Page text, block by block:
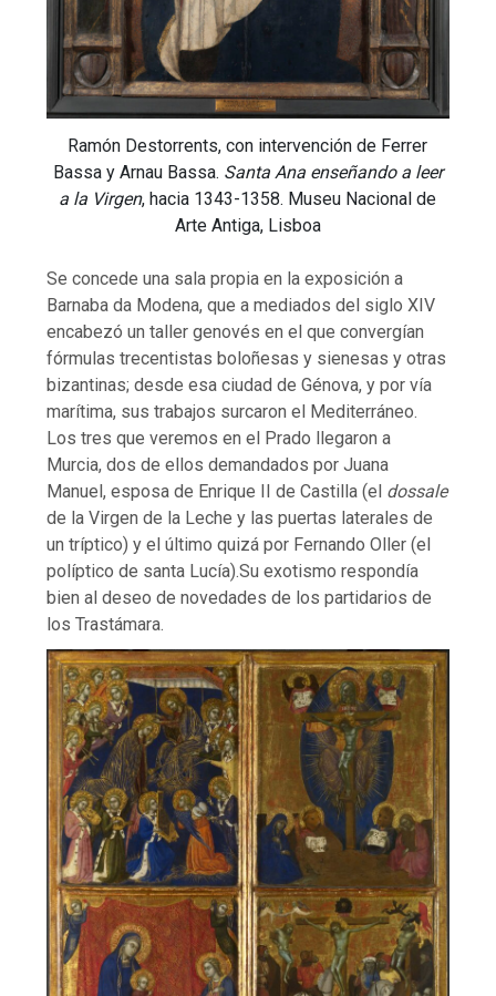
Ramón Destorrents, con intervención de Ferrer
Bassa y Arnau Bassa. Santa Ana enseñando a leer
a la Virgen, hacia 1343-1358. Museu Nacional de
Arte Antiga, Lisboa
Se concede una sala propia en la exposición a
Barnaba da Modena, que a mediados del siglo XIV
encabezó un taller genovés en el que convergían
fórmulas trecentistas boloñesas y sienesas y otras
bizantinas; desde esa ciudad de Génova, y por vía
marítima, sus trabajos surcaron el Mediterráneo.
Los tres que veremos en el Prado llegaron a
Murcia, dos de ellos demandados por Juana
Manuel, esposa de Enrique II de Castilla (el dossale
de la Virgen de la Leche y las puertas laterales de
un tríptico) y el último quizá por Fernando Oller (el
políptico de santa Lucía).Su exotismo respondía
bien al deseo de novedades de los partidarios de
los Trastámara.